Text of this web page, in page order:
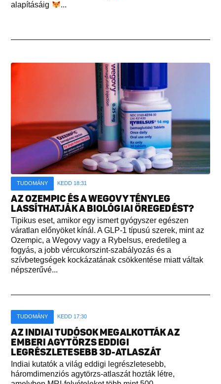
alapításáig
...
TUDOMÁNY KEDD 18:31
AZ OZEMPIC ÉS A WEGOVY TÉNYLEG
LASSÍTHATJÁK A BIOLÓGIAI ÖREGEDÉST?
Tipikus eset, amikor egy ismert gyógyszer egészen
váratlan előnyöket kínál. A GLP-1 típusú szerek, mint az
Ozempic, a Wegovy vagy a Rybelsus, eredetileg a
fogyás, a jobb vércukorszint-szabályozás és a
szívbetegségek kockázatának csökkentése miatt váltak
népszerűvé...
TUDOMÁNY KEDD 17:30
AZ INDIAI TUDÓSOK MEGALKOTTÁK AZ
EMBERI AGYTÖRZS EDDIGI
LEGRÉSZLETESEBB 3D-ATLASZÁT
Indiai kutatók a világ eddigi legrészletesebb,
háromdimenziós agytörzs-atlaszát hozták létre,